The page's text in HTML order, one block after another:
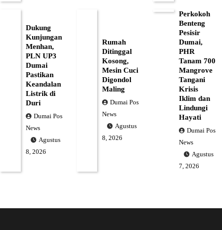
Dukung
Kunjungan
Menhan,
PLN UP3
Dumai
Pastikan
Keandalan
Listrik di
Duri
Dumai Pos
News
Agustus
8, 2026
Rumah
Ditinggal
Kosong,
Mesin Cuci
Digondol
Maling
Dumai Pos
News
Agustus
8, 2026
Perkokoh
Benteng
Pesisir
Dumai,
PHR
Tanam 700
Mangrove
Tangani
Krisis
Iklim dan
Lindungi
Hayati
Dumai Pos
News
Agustus
7, 2026